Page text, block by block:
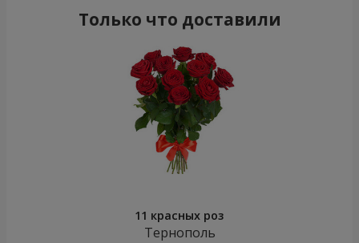
Только что доставили
11 красных роз
Тернополь